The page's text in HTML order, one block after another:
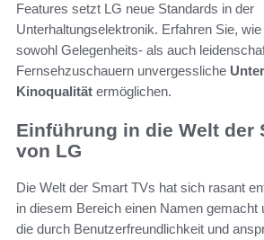
Features setzt LG neue Standards in der
Unterhaltungselektronik. Erfahren Sie, wie
sowohl Gelegenheits- als auch
Fernsehzuschauern unvergessliche
Kinoqualität ermöglichen.
Einführung in die Welt der
von LG
Die Welt der Smart TVs hat sich rasant
in diesem Bereich einen Namen gemacht
die durch Benutzerfreundlichkeit und